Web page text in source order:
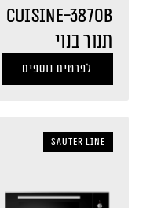
CUISINE-3870B
תנור בנוי
לפרטים נוספים
sauter LINE